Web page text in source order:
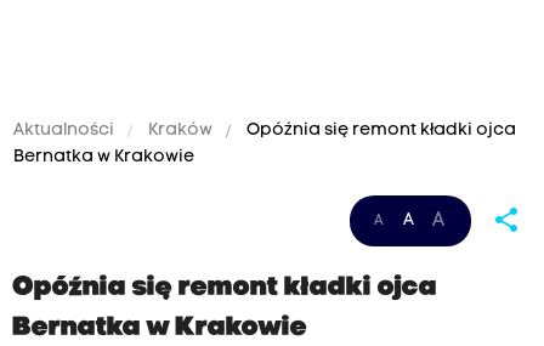
Aktualności Kraków
Opóźnia się remont kładki ojca
Bernatka w Krakowie
A A A share
Opóźnia się remont kładki ojca
Bernatka w Krakowie